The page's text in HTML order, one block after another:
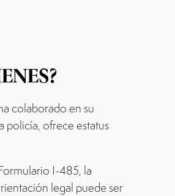
colaborado en su
policía, ofrece estatus
I-485, la
legal puede ser